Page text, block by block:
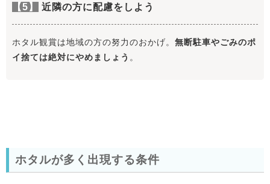
【5】 近隣の方に配慮をしよう
ホタル観賞は地域の方の努力のおかげ。 無断駐車やごみのポ
イ捨ては絶対にやめましょう 。
ホタルが多く出現する条件